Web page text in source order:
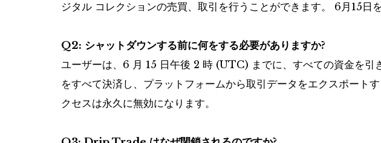
ジタル コレクションの売買、取引を行うことができます。 6月15日
Q2: シャットダウンする前に何をする必要がありますか?
ユーザーは、6 月 15 日午後 2 時 (UTC) までに、すべての資金を引
をすべて決済し、プラットフォームから取引データをエクスポート
クセスは永久に無効になります。